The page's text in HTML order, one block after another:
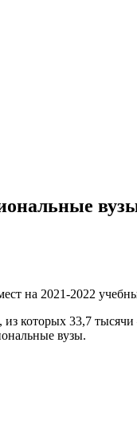
на 2021-2022
которых 33,7
вузы.